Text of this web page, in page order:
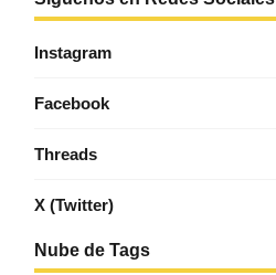
Instagram
Facebook
Threads
X (Twitter)
Nube de Tags